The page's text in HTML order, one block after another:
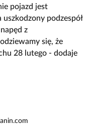
pojazd jest
podzespół
z
się, że
28 lutego - dodaje